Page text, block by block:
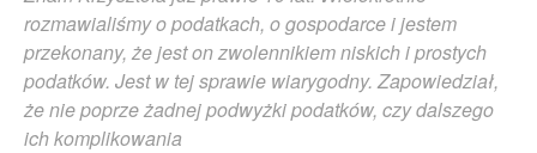
rozmawialiśmy o podatkach, o gospodarce i jestem
przekonany, że jest on zwolennikiem niskich i prostych
podatków. Jest w tej sprawie wiarygodny. Zapowiedział,
że nie poprze żadnej podwyżki podatków, czy dalszego
ich komplikowania